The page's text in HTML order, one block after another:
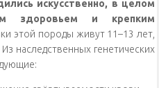
искусственно, в целом
здоровьем и крепким
этой породы живут 11–13 лет,
наследственных генетических